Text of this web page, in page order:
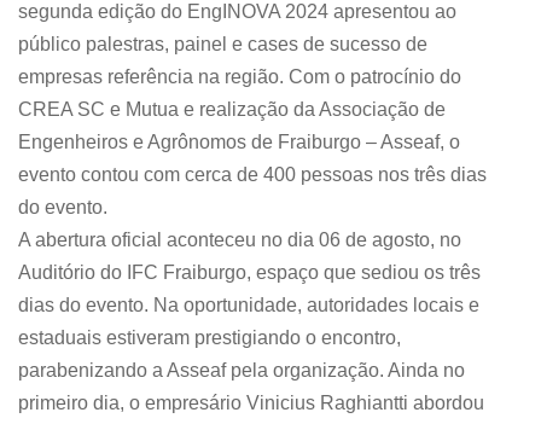
segunda edição do EngINOVA 2024 apresentou ao
público palestras, painel e cases de sucesso de
empresas referência na região. Com o patrocínio do
CREA SC e Mutua e realização da Associação de
Engenheiros e Agrônomos de Fraiburgo – Asseaf, o
evento contou com cerca de 400 pessoas nos três dias
do evento.
A abertura oficial aconteceu no dia 06 de agosto, no
Auditório do IFC Fraiburgo, espaço que sediou os três
dias do evento. Na oportunidade, autoridades locais e
estaduais estiveram prestigiando o encontro,
parabenizando a Asseaf pela organização. Ainda no
primeiro dia, o empresário Vinicius Raghiantti abordou